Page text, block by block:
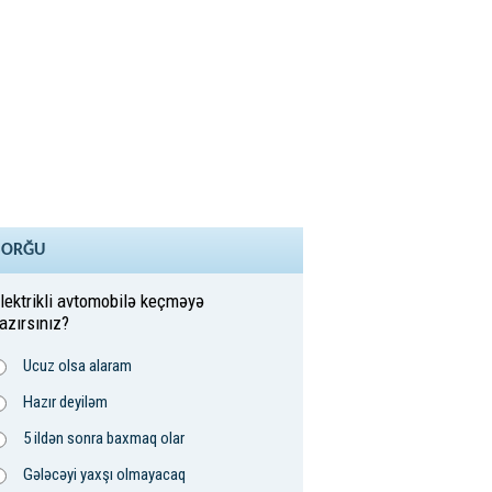
avtomobilə keçməyə
Ucuz olsa alaram
Hazır deyiləm
5 ildən sonra baxmaq olar
Gələcəyi yaxşı olmayacaq